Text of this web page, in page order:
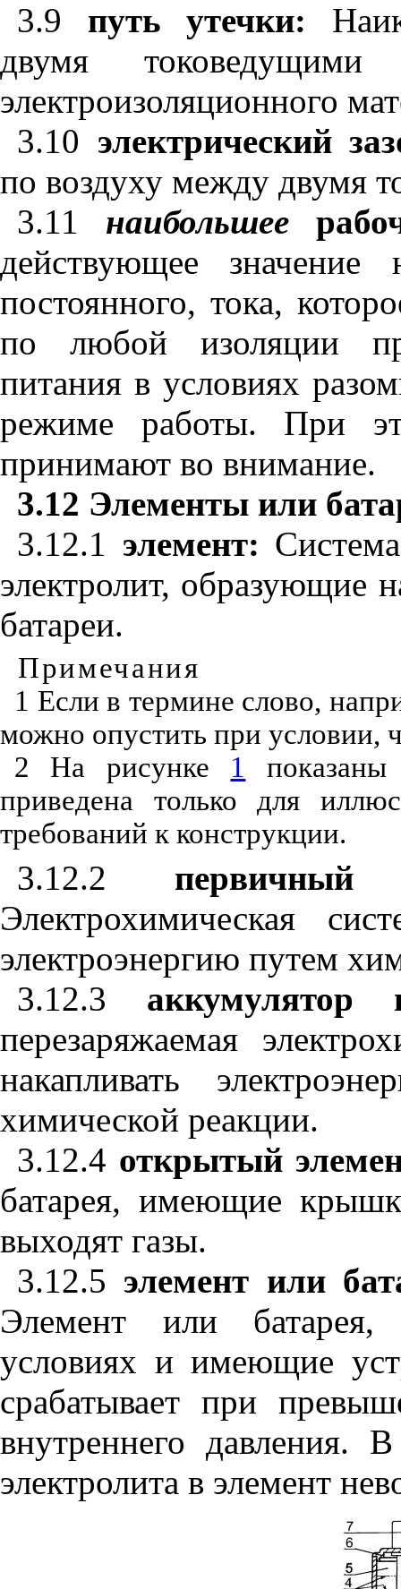
3.9 путь утечки:
двумя
электроизоляционного
3.10 электрический
по воздуху между двумя
3.11 наибольшее
действующее значение
постоянного, тока,
по любой изоляции
питания в условиях
режиме работы. При
принимают во внимание.
3.12 Элементы или
3.12.1 элемент:
электролит, образующие
батареи.
Примечания
1 Если в термине слово,
можно опустить при условии,
2 На рисунке 1
приведена только для
требований к конструкции.
3.12.2
Электрохимическая
электроэнергию путем
3.12.3
перезаряжаемая
накапливать
химической реакции.
3.12.4 открытый
батарея, имеющие
выходят газы.
3.12.5 элемент или
Элемент или
условиях и имеющие
срабатывает при
внутреннего давления.
электролита в элемент